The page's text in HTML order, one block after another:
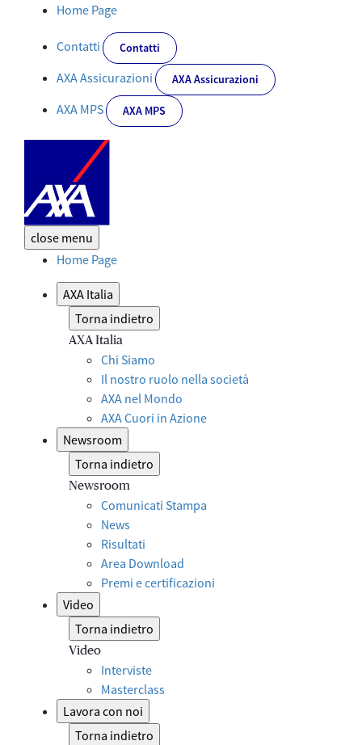
Scopri la nostra squadra_modale - Corporate
Home Page
Contatti Contatti
AXA Assicurazioni AXA Assicurazioni
AXA MPS AXA MPS
close menu
Home Page
AXA Italia
Torna indietro
AXA Italia
Chi Siamo
Il nostro ruolo nella società
AXA nel Mondo
AXA Cuori in Azione
Newsroom
Torna indietro
Newsroom
Comunicati Stampa
News
Risultati
Area Download
Premi e certificazioni
Video
Torna indietro
Video
Interviste
Masterclass
Lavora con noi
Torna indietro